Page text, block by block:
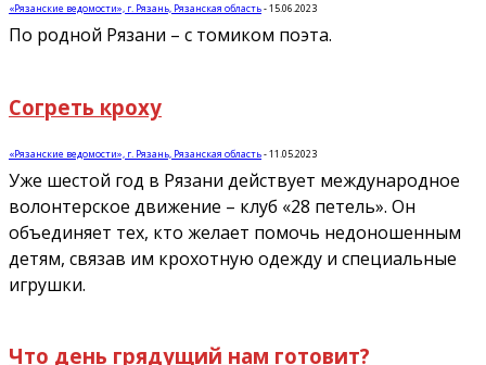
«Рязанские ведомости», г. Рязань, Рязанская область-15.06.2023
По родной Рязани – с томиком поэта.
Согреть кроху
«Рязанские ведомости», г. Рязань, Рязанская область-11.05.2023
Уже шестой год в Рязани действует международное
волонтерское движение – клуб «28 петель». Он
объединяет тех, кто желает помочь недоношенным
детям, связав им крохотную одежду и специальные
игрушки.
Что день грядущий нам готовит?